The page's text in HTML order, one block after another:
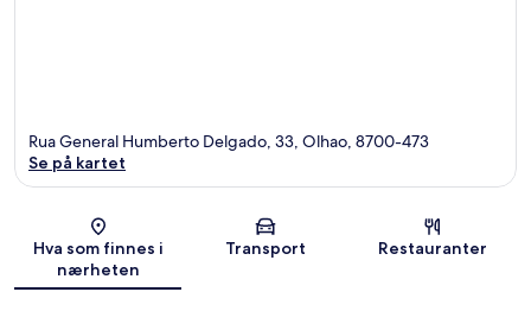
Kart
Rua General Humberto Delgado, 33, Olhao, 8700-473
Se på kartet
Hva som finnes i
nærheten
Transport Restauranter